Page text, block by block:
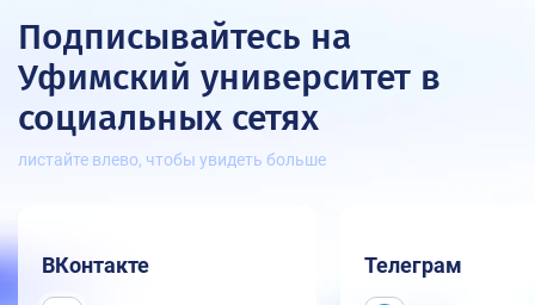
Подписывайтесь на
Уфимский университет в
социальных сетях
листайте влево, чтобы увидеть больше
ВКонтакте Телеграм